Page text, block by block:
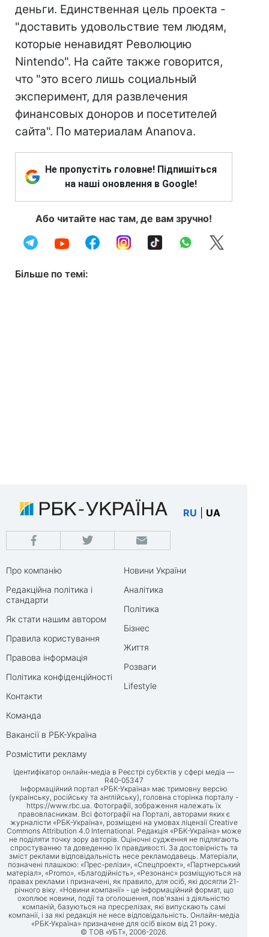
деньги. Единственная цель проекта -
"доставить удовольствие тем людям,
которые ненавидят Революцию
Nintendo". На сайте также говорится,
что "это всего лишь социальный
эксперимент, для развлечения
финансовых доноров и посетителей
сайта". По материалам Ananova.
Не пропустіть головне! Підпишіться
на наші оновлення в Google!
Або читайте нас там, де вам зручно!
Більше по темі:
RU UA
Про компанію
Редакційна політика і
стандарти
Як стати нашим автором
Правила користування
Правова інформація
Політика конфіденційності
Контакти
Команда
Вакансії в РБК-Україна
Розмістити рекламу
Новини України
Аналітика
Політика
Бізнес
Життя
Розваги
Lifestyle
Ідентифікатор онлайн-медіа в Реєстрі суб’єктів у сфері медіа —
R40-05347
Інформаційний портал «РБК-Україна» має тримовну версію
(українську, російську та англійську), головна сторінка порталу -
https://www.rbc.ua. Фотографії, зображення належать їх
правовласникам. Всі фотографії на Порталі, авторами яких є
журналісти «РБК-Україна», розміщені на умовах ліцензії Creative
Commons Attribution 4.0 International. Редакція «РБК-Україна» може
не поділяти точку зору авторів. Оціночні судження не підлягають
спростуванню та доведенню їх правдивості. За достовірність та
зміст реклами відповідальність несе рекламодавець. Матеріали,
позначені плашкою: «Прес-релізи», «Спецпроект», «Партнерський
матеріал», «Promo», «Благодійність», «Резонанс» розміщуються на
правах реклами і призначені, як правило, для осіб, які досягли 21-
річного віку. «Новини компанії» - це інформаційний формат, що
охоплює новини, події та оголошення, пов'язані з діяльністю
компаній, базуються на пресрелізах, які випускають самі
компанії, і за які редакція не несе відповідальність. Онлайн-медіа
«РБК-Україна» призначене для осіб віком від 21 року.
© ТОВ «УБТ», 2006-2026.